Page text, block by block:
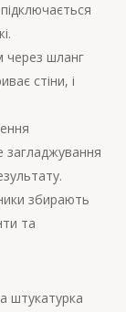
через шланг
стіни, і
загладжування
збирають
та
штукатурка